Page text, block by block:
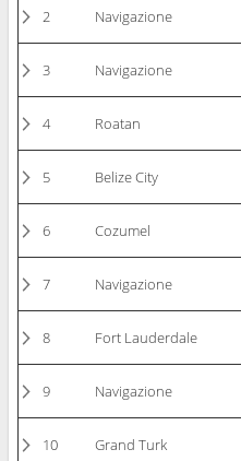
2 Navigazione
3 Navigazione
4 Roatan
5 Belize City
6 Cozumel
7 Navigazione
8 Fort Lauderdale
9 Navigazione
10 Grand Turk